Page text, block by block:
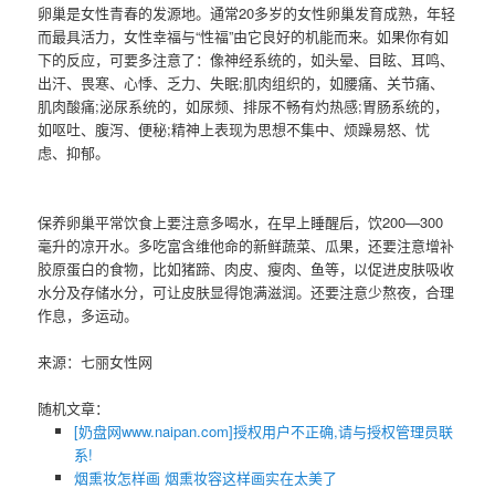
卵巢是女性青春的发源地。通常20多岁的女性卵巢发育成熟，年轻
而最具活力，女性幸福与“性福”由它良好的机能而来。如果你有如
下的反应，可要多注意了：像神经系统的，如头晕、目眩、耳鸣、
出汗、畏寒、心悸、乏力、失眠;肌肉组织的，如腰痛、关节痛、
肌肉酸痛;泌尿系统的，如尿频、排尿不畅有灼热感;胃肠系统的，
如呕吐、腹泻、便秘;精神上表现为思想不集中、烦躁易怒、忧
虑、抑郁。
保养卵巢平常饮食上要注意多喝水，在早上睡醒后，饮200—300
毫升的凉开水。多吃富含维他命的新鲜蔬菜、瓜果，还要注意增补
胶原蛋白的食物，比如猪蹄、肉皮、瘦肉、鱼等，以促进皮肤吸收
水分及存储水分，可让皮肤显得饱满滋润。还要注意少熬夜，合理
作息，多运动。
来源：七丽女性网
随机文章：
[奶盘网www.naipan.com]授权用户不正确,请与授权管理员联
系!
烟熏妆怎样画 烟熏妆容这样画实在太美了